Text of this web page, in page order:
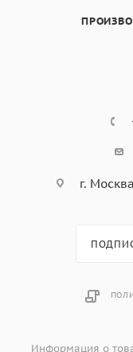
г.
Информация о